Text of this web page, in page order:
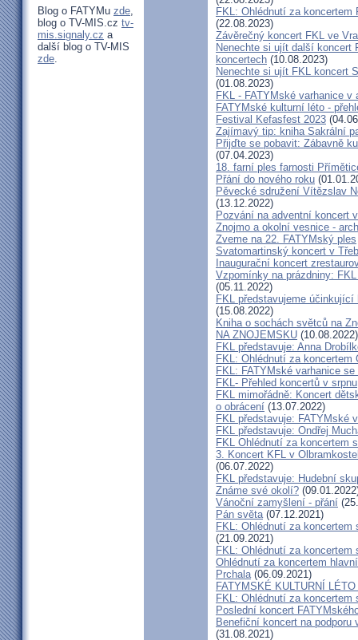
Blog o FATYMu zde,
blog o TV-MIS.cz tv-
mis.signaly.cz a
další blog o TV-MIS
zde.
FKL: Ohlédnutí za koncertem
(22.08.2023)
Závěrečný koncert FKL ve
Nenechte si ujít další koncert
koncertech (10.08.2023)
Nenechte si ujít FKL koncert
(01.08.2023)
FKL - FATYMské varhanice v
FATYMské kulturní léto -
Festival Kefasfest 2023
Zajímavý tip: kniha Sakrální
Přijďte se pobavit: Zábavně
(07.04.2023)
18. farní ples farnosti
Přání do nového roku
Pěvecké sdružení Vítězslav
(13.12.2022)
Pozvání na adventní koncert
Znojmo a okolní vesnice -
Zveme na 22. FATYMský ples
Svatomartinský koncert v
Inaugurační koncert
Vzpomínky na prázdniny:
(05.11.2022)
FKL představujeme účinkující
(15.08.2022)
Kniha o sochách světců na
NA ZNOJEMSKU (10.08.2022)
FKL představuje: Anna
FKL: Ohlédnutí za koncertem
FKL: FATYMské varhanice
FKL- Přehled koncertů v srpnu
FKL mimořádně: Koncert
o obrácení (13.07.2022)
FKL představuje: FATYMské
FKL představuje: Ondřej
FKL Ohlédnutí za koncertem
3. Koncert KFL v
(06.07.2022)
FKL představuje: Hudební
Známe své okolí?
Vánoční zamyšlení - přání
Pán světa(07.12.2021)
FKL: Ohlédnutí za koncertem
(21.09.2021)
FKL: Ohlédnutí za
Ohlédnutí za koncertem
Prchala(06.09.2021)
FATYMSKÉ KULTURNÍ
FKL: Ohlédnutí za
Poslední koncert
Benefiční koncert na podporu
(31.08.2021)